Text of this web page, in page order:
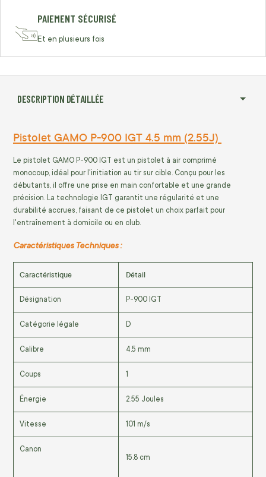
PAIEMENT SÉCURISÉ
Et en plusieurs fois
DESCRIPTION DÉTAILLÉE
Pistolet GAMO P-900 IGT 4.5 mm (2.55J)
Le pistolet GAMO P-900 IGT est un pistolet à air comprimé
monocoup, idéal pour l'initiation au tir sur cible. Conçu pour les
débutants, il offre une prise en main confortable et une grande
précision. La technologie IGT garantit une régularité et une
durabilité accrues, faisant de ce pistolet un choix parfait pour
l'entraînement à domicile ou en club.
Caractéristiques Techniques :
Caractéristique Détail
Désignation P-900 IGT
Catégorie légale D
Calibre 4.5 mm
Coups 1
Énergie 2.55 Joules
Vitesse 101 m/s
Canon
15.8 cm